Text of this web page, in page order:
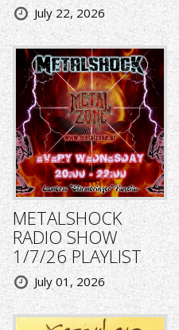
July 22, 2026
METALSHOCK
RADIO SHOW
1/7/26 PLAYLIST
July 01, 2026